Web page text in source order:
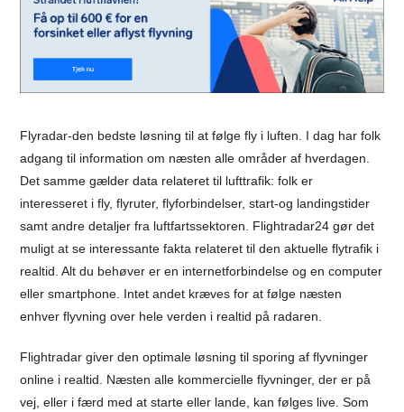
Flyradar-den bedste løsning til at følge fly i luften. I dag har folk
adgang til information om næsten alle områder af hverdagen.
Det samme gælder data relateret til lufttrafik: folk er
interesseret i fly, flyruter, flyforbindelser, start-og landingstider
samt andre detaljer fra luftfartssektoren. Flightradar24 gør det
muligt at se interessante fakta relateret til den aktuelle flytrafik i
realtid. Alt du behøver er en internetforbindelse og en computer
eller smartphone. Intet andet kræves for at følge næsten
enhver flyvning over hele verden i realtid på radaren.
Flightradar giver den optimale løsning til sporing af flyvninger
online i realtid. Næsten alle kommercielle flyvninger, der er på
vej, eller i færd med at starte eller lande, kan følges live. Som